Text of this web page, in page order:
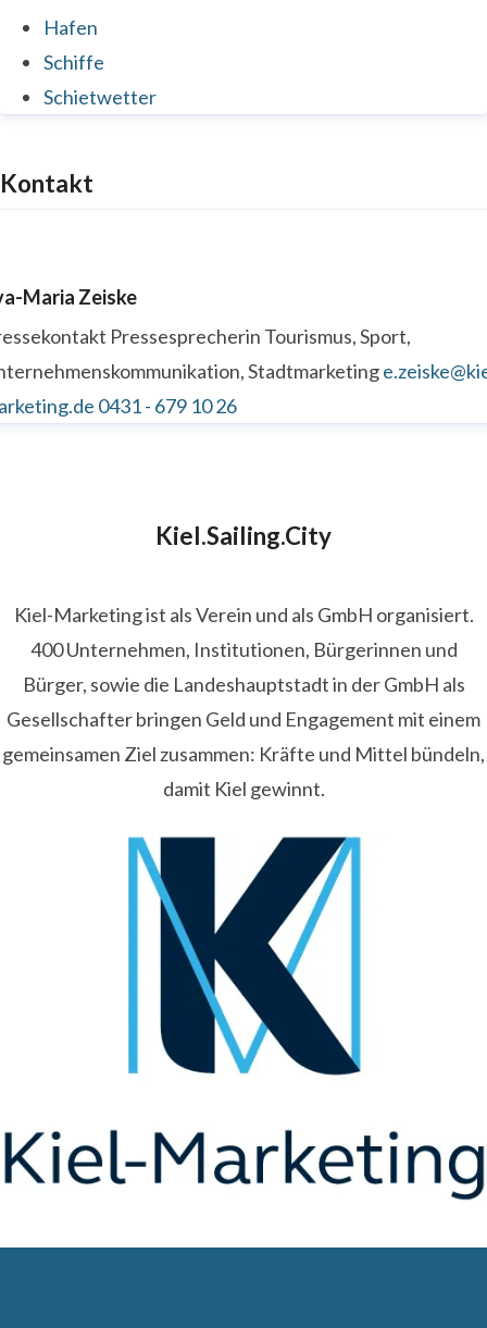
Hafen
Schiffe
Schietwetter
Kontakt
Maria Zeiske
Pressesprecherin Tourismus, Sport,
Stadtmarketing
0431 - 679 10 26
Kiel.Sailing.City
Kiel-Marketing ist als Verein und als GmbH organisiert.
400 Unternehmen, Institutionen, Bürgerinnen und
Bürger, sowie die Landeshauptstadt in der GmbH als
Gesellschafter bringen Geld und Engagement mit einem
gemeinsamen Ziel zusammen: Kräfte und Mittel bündeln,
damit Kiel gewinnt.